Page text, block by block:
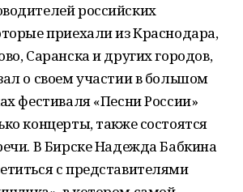
российских
приехали из Краснодара,
Саранска и других городов,
о своем участии в большом
фестиваля «Песни России»
концерты, также состоятся
В Бирске Надежда Бабкина
с представителями